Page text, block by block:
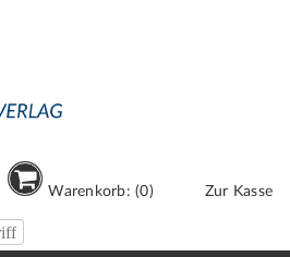
Warenkorb: (0) Zur Kasse